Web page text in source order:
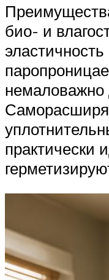
био- и
эластичность
немаловажно
практически